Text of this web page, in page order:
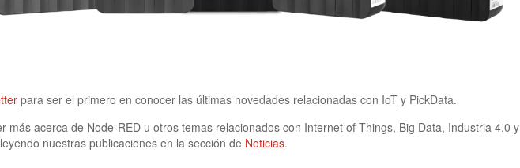
para ser el primero en conocer las últimas novedades relacionadas con IoT y PickData.
más acerca de Node-RED u otros temas relacionados con Internet of Things, Big Data, Industria 4.0 y
nuestras publicaciones en la sección de Noticias.